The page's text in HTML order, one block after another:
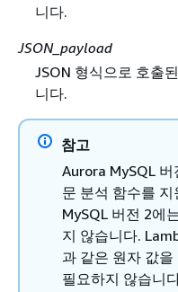
니다.
JSON_payload
JSON 형식으로 호출
니다.
참고
Aurora MySQL 버
문 분석 함수를
MySQL 버전 2에
지 않습니다.
과 같은 원자 값을
필요하지 않습니